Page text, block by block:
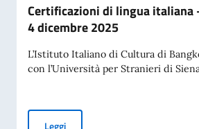
Certificazioni di lingua italiana
4 dicembre 2025
L’Istituto Italiano di Cultura di
con l’Università per Stranieri di
LeggiCertificazioni di lingua italiana